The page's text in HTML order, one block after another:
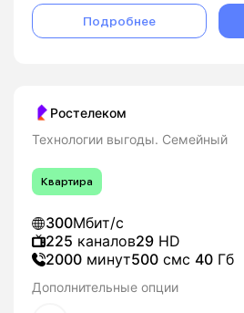
Подробнее
Ростелеком
Технологии выгоды. Семейный
Квартира
300Мбит/с
225 каналов29 HD
2000 минут500 смс 40 Гб
Дополнительные опции